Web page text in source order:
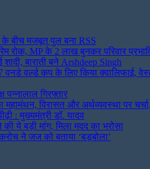
के बीच मजबूत पुल बना RSS
रोक, MP के 2 लाख बुनकर परिवार
बाराती बने Arshdeep Singh
वर्ल्ड कप के लिए किया क्वालिफाई,
गिरफ्तार
विरासत और अर्थव्यवस्था पर
: मुख्यमंत्री डॉ. यादव
ये बड़ी मांग, मिला मदद का भरोसा
ने जज को बताया ‘बड़बोला’